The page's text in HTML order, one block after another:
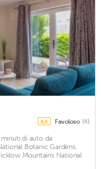
8,4 Favoloso (4)
di auto da
Botanic Gardens.
Mountains National